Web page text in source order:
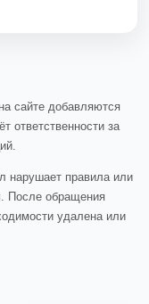
сайте добавляются
ответственности за
нарушает правила или
После обращения
удалена или